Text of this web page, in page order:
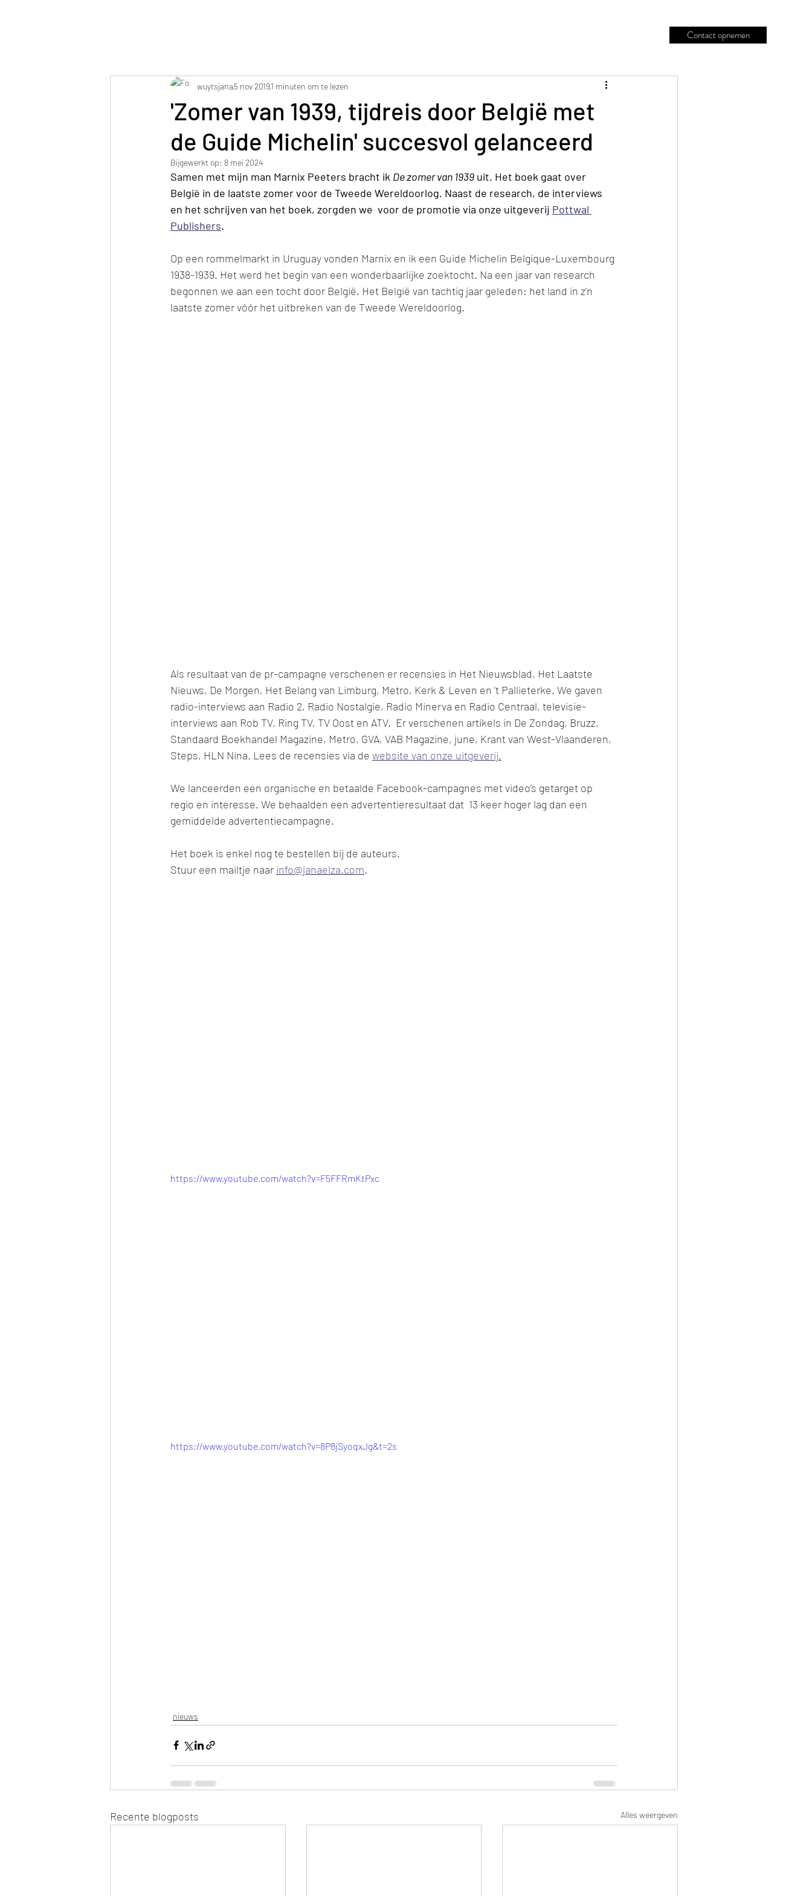
Contact opnemen
'Zomer van 1939, tijdreis door België met
de Guide Michelin' succesvol gelanceerd
wuytsjana5 nov 20191 minuten om te lezen
Bijgewerkt op: 8 mei 2024
Samen met mijn man Marnix Peeters bracht ik De zomer van 1939 uit. Het boek gaat over
België in de laatste zomer voor de Tweede Wereldoorlog. Naast de research, de interviews
en het schrijven van het boek, zorgden we  voor de promotie via onze uitgeverij Pottwal
Publishers.
Op een rommelmarkt in Uruguay vonden Marnix en ik een Guide Michelin Belgique-Luxembourg
1938-1939. Het werd het begin van een wonderbaarlijke zoektocht. Na een jaar van research
begonnen we aan een tocht door België. Het België van tachtig jaar geleden: het land in z’n
laatste zomer vóór het uitbreken van de Tweede Wereldoorlog.
Als resultaat van de pr-campagne verschenen er recensies in Het Nieuwsblad, Het Laatste
Nieuws, De Morgen, Het Belang van Limburg, Metro, Kerk & Leven en 't Pallieterke. We gaven
radio-interviews aan Radio 2, Radio Nostalgie, Radio Minerva en Radio Centraal, televisie-
interviews aan Rob TV, Ring TV, TV Oost en ATV.  Er verschenen artikels in De Zondag, Bruzz,
Standaard Boekhandel Magazine, Metro, GVA, VAB Magazine, june, Krant van West-Vlaanderen,
Steps, HLN Nina. Lees de recensies via de website van onze uitgeverij.
We lanceerden een organische en betaalde Facebook-campagnes met video’s getarget op
regio en interesse. We behaalden een advertentieresultaat dat  13 keer hoger lag dan een
gemiddelde advertentiecampagne.
Het boek is enkel nog te bestellen bij de auteurs.
Stuur een mailtje naar info@janaelza.com.
https://www.youtube.com/watch?v=F5FFRmKtPxc
https://www.youtube.com/watch?v=8P8jSyoqxJg&t=2s
nieuws
Recente blogposts Alles weergeven